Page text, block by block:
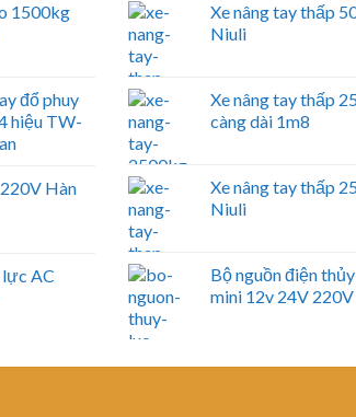
1500kg
đổ phuy
hiệu TW-
Hàn
lực AC
Xe nâng tay thấp
Niuli
Xe nâng tay thấp
càng dài 1m8
Xe nâng tay thấp
Niuli
Bộ nguồn điện
mini 12v 24V 220V